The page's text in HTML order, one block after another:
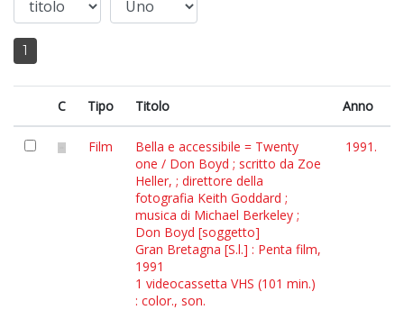
1
C Tipo Titolo Anno
Film
Bella e accessibile = Twenty
one / Don Boyd ; scritto da Zoe
Heller, ; direttore della
fotografia Keith Goddard ;
musica di Michael Berkeley ;
Don Boyd [soggetto]
Gran Bretagna [S.l.] : Penta film,
1991
1 videocassetta VHS (101 min.)
: color., son.
1991.